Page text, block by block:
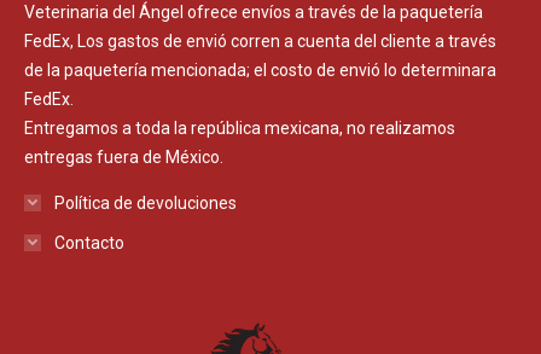
Veterinaria del Ángel ofrece envíos a través de la paquetería
FedEx, Los gastos de envió corren a cuenta del cliente a través
de la paquetería mencionada; el costo de envió lo determinara
FedEx.
Entregamos a toda la república mexicana, no realizamos
entregas fuera de México.
Política de devoluciones
Contacto